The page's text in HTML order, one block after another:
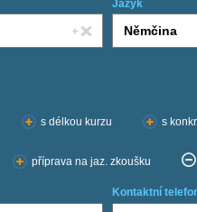
Jazyk
s délkou kurzu s
příprava na jaz. zkoušku
Kontaktní